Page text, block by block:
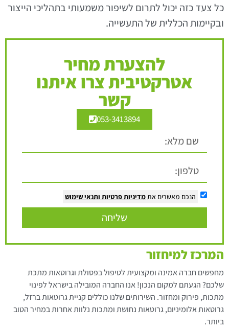
כל צעד כזה יכול לתרום לשיפור משמעותי בתהליכי הייצור
ובקיימות הכללית של התעשייה.
להצערת מחיר
אטרקטיבית צרו איתנו
קשר
053-3413894
הנכם מאשרים אתמדיניות פרטיות ותנאי שימוש
שליחה
המרכז למיחזור
מחפשים חברה אמינה ומקצועית לטיפול בפסולת וגרוטאות מתכת
שלכם? הגעתם למקום הנכון! אנו החברה המובילה בישראל לפינוי
מתכות, פירוק ומחזור. השירותים שלנו כוללים קניית גרוטאות ברזל,
גרוטאות אלומיניום, גרוטאות נחושת ומתכות נלוות אחרות במחיר הטוב
ביותר.